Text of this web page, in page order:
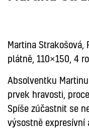
Martina
plátně, 110×150, 4
Absolventku
prvek hravosti,
Spíše zúčastnit se
výsostně